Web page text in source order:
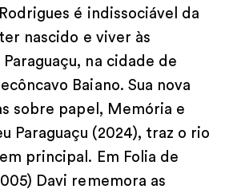
é indissociável da
nascido e viver às
na cidade de
Baiano. Sua nova
sobre papel, Memória e
Paraguaçu (2024), traz o rio
principal. Em Folia de
Davi rememora as